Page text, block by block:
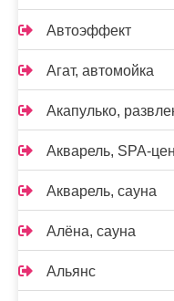
Автоэффект
Агат, автомойка
Акапулько,
Акварель, SPA-
Акварель, сауна
Алёна, сауна
Альянс